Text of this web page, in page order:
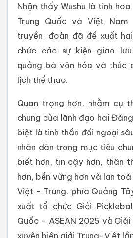
Nhận thấy Wushu là tinh
Trung Quốc và Việt
truyền, đoàn đã đề xuất
chức các sự kiện giao
quảng bá văn hóa và thúc
lịch thể thao.
Quan trọng hơn, nhằm cụ
chung của lãnh đạo hai
biệt là tinh thần đối ngoại
nhân dân trong mục tiêu
biết hơn, tin cậy hơn, thân
hơn, bền vững hơn và lan
Việt - Trung, phía Quảng
xuất tổ chức Giải
Quốc – ASEAN 2025 và
xuyên biên giới Trung-Việt